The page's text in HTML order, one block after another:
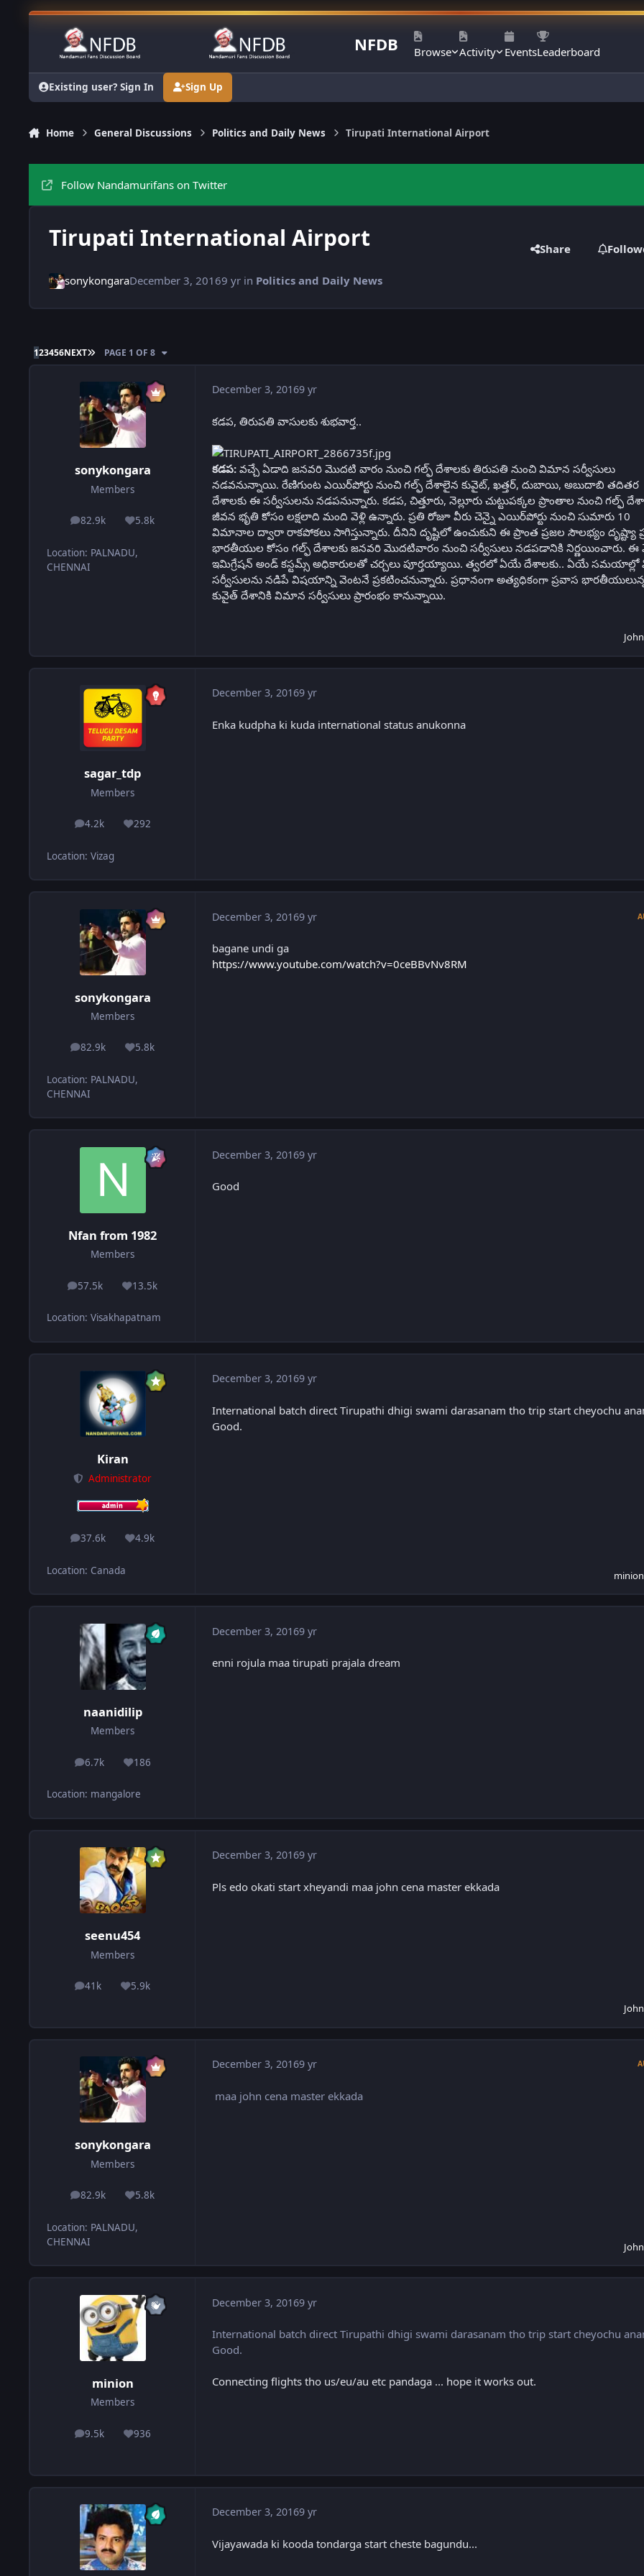
Skip to content
NFDB Browse Activity EventsLeaderboard
Existing user? Sign In Sign Up
Home General Discussions Politics and Daily News Tirupati International Airport
Follow Nandamurifans on Twitter
Tirupati International Airport Share
sonykongaraDecember 3, 20169 yr in Politics and Daily News
123456NEXT LAST PAGE
PAGE 1 OF 8
sonykongara
Members
82.9k
posts 5.8k
Reputation
Location: PALNADU,
CHENNAI
December 3, 20169 yr
కడప, తిరుపతి వాసులకు శుభవార్త..
కడప:వచ్చే ఏడాది జనవరి మొదటి వారం నుంచి గల్ఫ్‌ దేశాలకు తిరుపతి నుంచి విమాన సర్వీసులు
నడవనున్నాయి. రేణిగుంట ఎయిర్‌పోర్టు నుంచి గల్ఫ్‌ దేశాలైన కువైట్‌, ఖత్తర్‌, దుబాయి, అబుదాబి తదితర
దేశాలకు ఈ సర్వీసులను నడపనున్నారు. కడప, చిత్తూరు, నెల్లూరు చుట్టుపక్కల ప్రాంతాల నుంచి గల్ఫ్‌
జీవన భృతి కోసం లక్షలాది మంది వెళ్లి ఉన్నారు. ప్రతి రోజూ వీరు చెన్నై ఎయిర్‌పోర్టు నుంచి సుమారు 10
విమానాల ద్వారా రాకపోకలు సాగిస్తున్నారు. దీనిని దృష్టిలో ఉంచుకుని ఈ ప్రాంత ప్రజల సౌలభ్యం దృష్ట్యా
భారతీయుల కోసం గల్ఫ్‌ దేశాలకు జనవరి మొదటివారం నుంచి సర్వీసులు నడపడానికి నిర్ణయించారు. ఈ
ఇమిగ్రేషన్ అండ్‌ కస్టమ్స్‌ అధికారులతో చర్చలు పూర్తయ్యాయి. త్వరలో ఏయే దేశాలకు.. ఏయే
సర్వీసులను నడిపే విషయాన్ని వెంటనే ప్రకటించనున్నారు. ప్రధానంగా అత్యధికంగా ప్రవాస
కువైత్ దేశానికి విమాన సర్వీసులు ప్రారంభం కానున్నాయి.
John
sagar_tdp
Members
4.2k
posts 292
Reputation
Location: Vizag
December 3, 20169 yr
Enka kudpha ki kuda international status anukonna
sonykongara
Members
82.9k
posts 5.8k
Reputation
Location: PALNADU,
CHENNAI
December 3, 20169 yr
bagane undi ga
https://www.youtube.com/watch?v=0ceBBvNv8RM
Nfan from 1982
Members
57.5k
posts 13.5k
Reputation
Location: Visakhapatnam
December 3, 20169 yr
Good
Kiran
Administrator
37.6k
posts 4.9k
Reputation
Location: Canada
December 3, 20169 yr
International batch direct Tirupathi dhigi swami darasanam tho trip start cheyochu
Good.
minion
naanidilip
Members
6.7k
posts 186
Reputation
Location: mangalore
December 3, 20169 yr
enni rojula maa tirupati prajala dream
seenu454
Members
41k
posts 5.9k
Reputation
December 3, 20169 yr
Pls edo okati start xheyandi maa john cena master ekkada
John
sonykongara
Members
82.9k
posts 5.8k
Reputation
Location: PALNADU,
CHENNAI
December 3, 20169 yr
maa john cena master ekkada
John
minion
Members
9.5k
posts 936
Reputation
December 3, 20169 yr
International batch direct Tirupathi dhigi swami darasanam tho trip start cheyochu
Good.
Connecting flights tho us/eu/au etc pandaga ... hope it works out.
December 3, 20169 yr
Vijayawada ki kooda tondarga start cheste bagundu...